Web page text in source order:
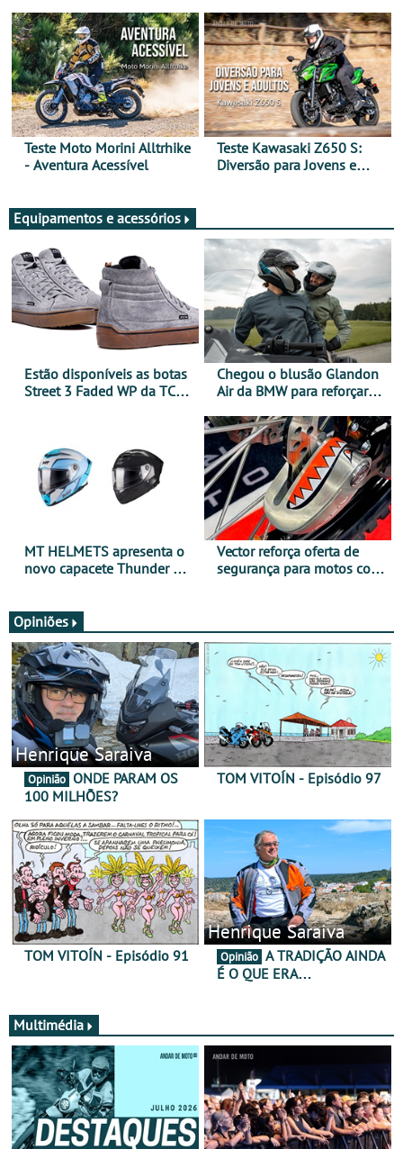
Teste Moto Morini Alltrhike
- Aventura Acessível
Teste Kawasaki Z650 S:
Diversão para Jovens e
Equipamentos e acessórios
Estão disponíveis as botas
Street 3 Faded WP da TCX
Chegou o blusão Glandon
Air da BMW para reforçar
verão
MT HELMETS apresenta o
novo capacete Thunder 4 R
Vector reforça oferta de
segurança para motos com
Opiniões
Henrique Saraiva
Opinião
100 MILHÕES?
TOM VITOÍN - Episódio 97
TOM VITOÍN - Episódio 91
Henrique Saraiva
Opinião
É O QUE ERA…
Multimédia